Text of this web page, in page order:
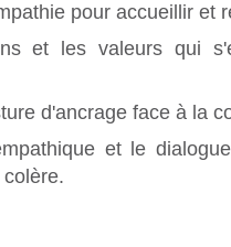
pour accueillir et
et les valeurs qui
d'ancrage face à la
et le